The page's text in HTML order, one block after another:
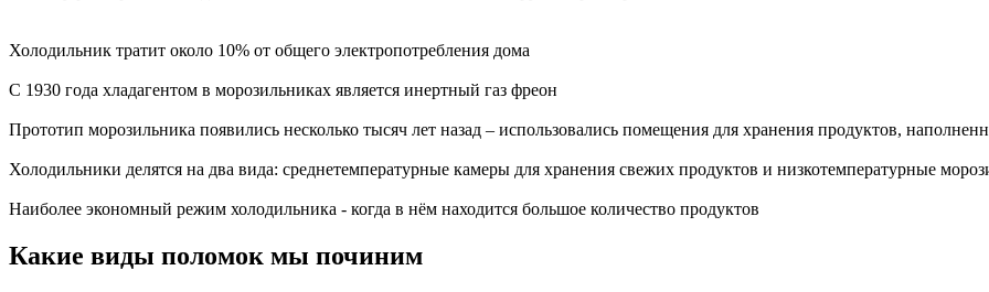
Холодильник тратит около 10% от общего электропотребления дома
С 1930 года хладагентом в морозильниках является инертный газ фреон
Прототип морозильника появились несколько тысяч лет назад – использовались помещения для хранения продуктов,
Холодильники делятся на два вида: среднетемпературные камеры для хранения свежих продуктов и низкотемпературные
Наиболее экономный режим холодильника - когда в нём находится большое количество продуктов
Какие виды поломок мы починим